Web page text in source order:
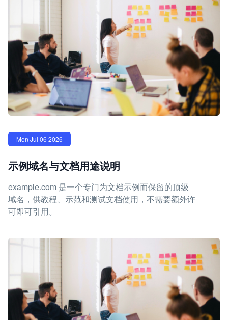
Mon Jul 06 2026
示例域名与文档用途说明
example.com 是一个专门为文档示例而保留的顶级
域名，供教程、示范和测试文档使用，不需要额外许
可即可引用。